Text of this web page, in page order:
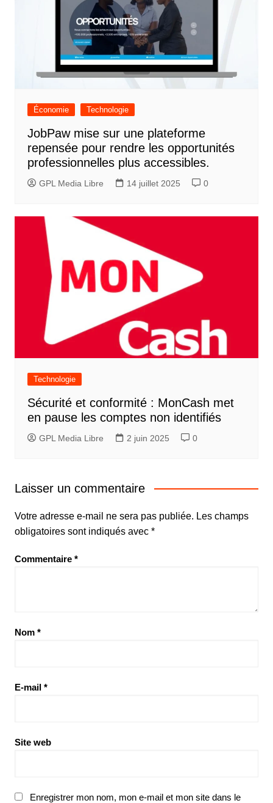
Économie Technologie
JobPaw mise sur une plateforme
repensée pour rendre les opportunités
professionnelles plus accessibles.
GPL Media Libre 14 juillet 2025 0
Technologie
Sécurité et conformité : MonCash met
en pause les comptes non identifiés
GPL Media Libre 2 juin 2025 0
Laisser un commentaire
Votre adresse e-mail ne sera pas publiée. Les champs
obligatoires sont indiqués avec *
Commentaire *
Nom *
E-mail *
Site web
Enregistrer mon nom, mon e-mail et mon site dans le